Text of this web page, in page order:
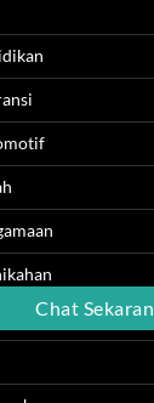
Chat